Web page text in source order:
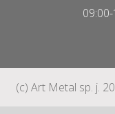
(c) Art Metal sp. j.